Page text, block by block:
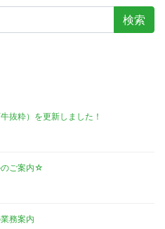
抜粋）を更新しました！
のご案内☆
務案内